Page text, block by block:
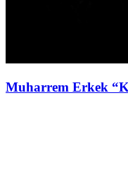
Muharrem Erkek